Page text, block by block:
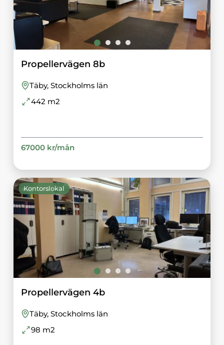
Propellervägen 8b
Täby, Stockholms län
442 m2
67000kr/mån
Kontorslokal
Propellervägen 4b
Täby, Stockholms län
98 m2